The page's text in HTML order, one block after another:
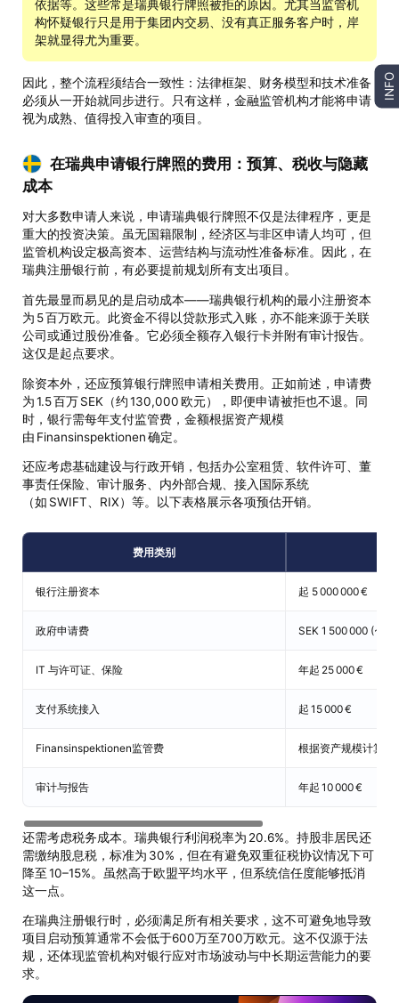
依据等。这些常是瑞典银行牌照被拒的原因。尤其当监管机
构怀疑银行只是用于集团内交易、没有真正服务客户时，岸
架就显得尤为重要。
因此，整个流程须结合一致性：法律框架、财务模型和技术准备
必须从一开始就同步进行。只有这样，金融监管机构才能将申请
视为成熟、值得投入审查的项目。
在瑞典申请银行牌照的费用：预算、税收与隐藏
成本
对大多数申请人来说，申请瑞典银行牌照不仅是法律程序，更是
重大的投资决策。虽无国籍限制，经济区与非区申请人均可，但
监管机构设定极高资本、运营结构与流动性准备标准。因此，在
瑞典注册银行前，有必要提前规划所有支出项目。
首先最显而易见的是启动成本——瑞典银行机构的最小注册资本
为 5 百万欧元。此资金不得以贷款形式入账，亦不能来源于关联
公司或通过股份准备。它必须全额存入银行卡并附有审计报告。
这仅是起点要求。
除资本外，还应预算银行牌照申请相关费用。正如前述，申请费
为 1.5 百万 SEK（约 130,000 欧元），即便申请被拒也不退。同
时，银行需每年支付监管费，金额根据资产规模
由 Finansinspektionen 确定。
还应考虑基础建设与行政开销，包括办公室租赁、软件许可、董
事责任保险、审计服务、内外部合规、接入国际系统
（如 SWIFT、RIX）等。以下表格展示各项预估开销。
费用类别
银行注册资本 起 5 000 000 €
政府申请费 SEK 1 500 000
IT 与许可证、保险 年起 25 000 €
支付系统接入 起 15 000 €
Finansinspektionen监管费 根据资产规模计算
审计与报告 年起 10 000 €
还需考虑税务成本。瑞典银行利润税率为 20.6%。持股非居民还
需缴纳股息税，标准为 30%，但在有避免双重征税协议情况下可
降至 10–15%。虽然高于欧盟平均水平，但系统信任度能够抵消
这一点。
在瑞典注册银行时，必须满足所有相关要求，这不可避免地导致
项目启动预算通常不会低于600万至700万欧元。这不仅源于法
规，还体现监管机构对银行应对市场波动与中长期运营能力的要
求。
INFO